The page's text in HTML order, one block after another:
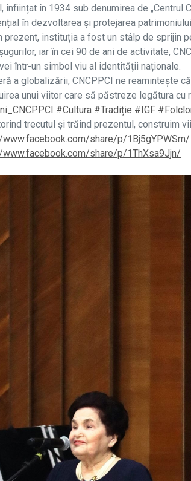
înființat în 1934 sub denumirea de „Centrul
în dezvoltarea și protejarea
prezent, instituția a fost un stâlp de sprijin
iar în cei 90 de ani de activitate,
într-un simbol viu al identității naționale.
a globalizării, CNCPPCI ne reamintește
unui viitor care să păstreze legătura cu
#Cultura #Tradiție #IGF
trecutul şi trăind prezentul, construim
share/p/1Bj5gYPWSm/
share/p/1ThXsa9Jjn/